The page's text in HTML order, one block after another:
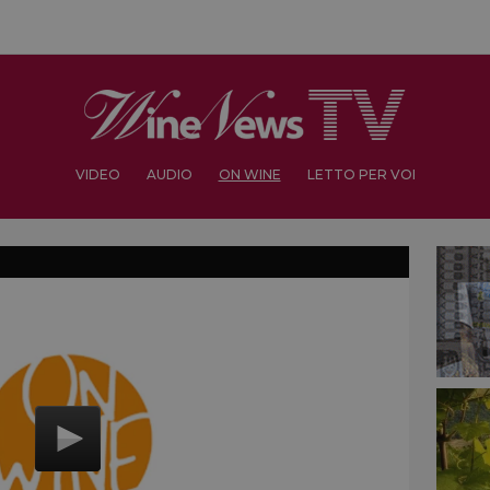
VIDEO AUDIO ON WINE LETTO PER VOI